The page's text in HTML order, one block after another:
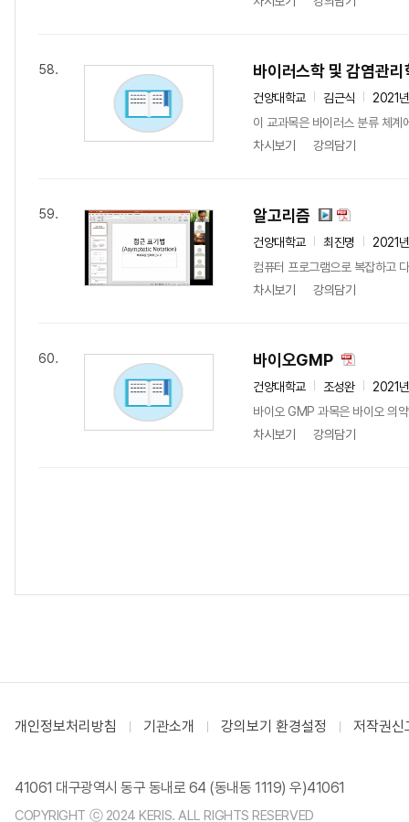
58. 바이러스학 및 감염관리
건양대학교 김근식
2021
이 교과목은 바이러스 분류 체계
차시보기
강의담기
59. 알고리즘
건양대학교 최진명
2021
컴퓨터 프로그램으로 복잡하고
차시보기
강의담기
60. 바이오GMP
건양대학교 조성완
2021
바이오 GMP 과목은 바이오 의
차시보기
강의담기
개인정보처리방침 기관소개 강의보기 환경설정 저작권신
41061 대구광역시 동구 동내로 64 (동내동 1119) 우)41061
COPYRIGHT ⓒ 2024 KERIS. ALL RIGHTS RESERVED